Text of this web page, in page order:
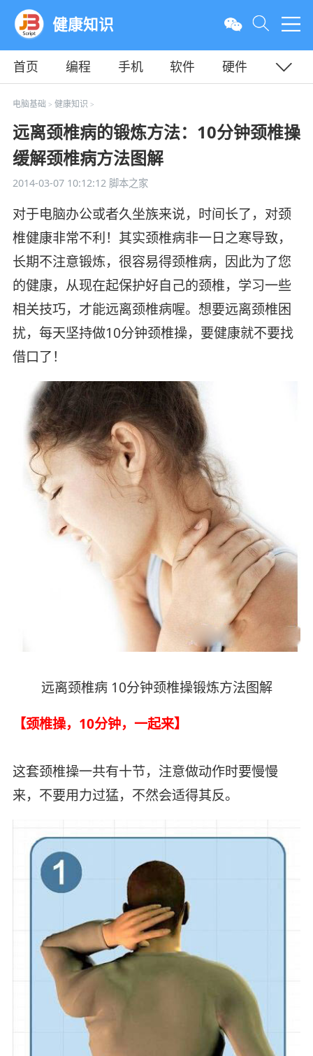
健康知识
首页 编程 手机 软件
硬件
教程
平面
电脑基础 > 健康知识 >
远离颈椎病的锻炼方法：10分钟颈椎操
缓解颈椎病方法图解
2014-03-07 10:12:12脚本之家
对于电脑办公或者久坐族来说，时间长了，对颈
椎健康非常不利！其实颈椎病非一日之寒导致，
长期不注意锻炼，很容易得颈椎病，因此为了您
的健康，从现在起保护好自己的颈椎，学习一些
相关技巧，才能远离颈椎病喔。想要远离颈椎困
扰，每天坚持做10分钟颈椎操，要健康就不要找
借口了！
远离颈椎病 10分钟颈椎操锻炼方法图解
【颈椎操，10分钟，一起来】
这套颈椎操一共有十节，注意做动作时要慢慢
来，不要用力过猛，不然会适得其反。